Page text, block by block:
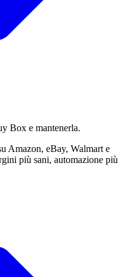
Box e mantenerla.
Amazon, eBay, Walmart e
più sani, automazione più